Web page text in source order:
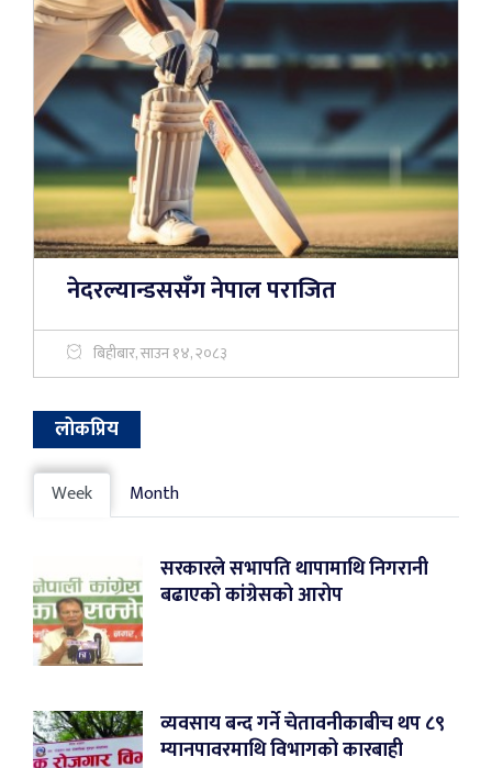
नेदरल्यान्डससँग नेपाल पराजित
बिहीबार, साउन १४, २०८३
लोकप्रिय
Week Month
सरकारले सभापति थापामाथि निगरानी
बढाएको कांग्रेसको आरोप
व्यवसाय बन्द गर्ने चेतावनीकाबीच थप ८९
म्यानपावरमाथि विभागको कारबाही